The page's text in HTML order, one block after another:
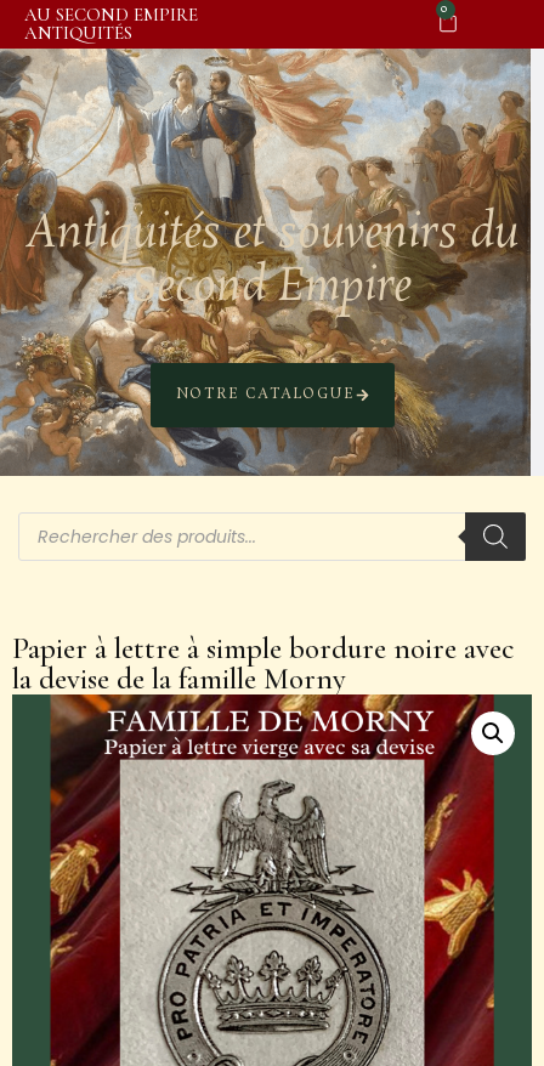
AU SECOND EMPIRE
ANTIQUITÉS
0
Antiquités et souvenirs du
Second Empire
NOTRE CATALOGUE
Papier à lettre à simple bordure noire avec
la devise de la famille Morny